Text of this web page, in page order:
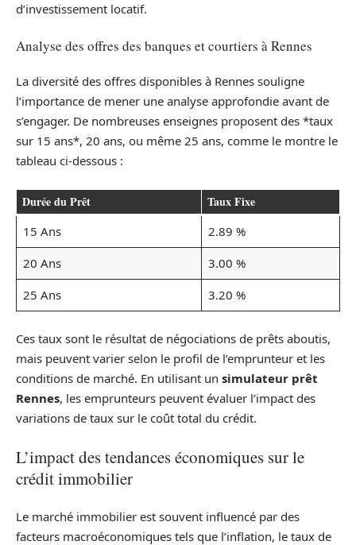
d’investissement locatif.
Analyse des offres des banques et courtiers à Rennes
La diversité des offres disponibles à Rennes souligne
l’importance de mener une analyse approfondie avant de
s’engager. De nombreuses enseignes proposent des *taux
sur 15 ans*, 20 ans, ou même 25 ans, comme le montre le
tableau ci-dessous :
Durée du Prêt Taux Fixe
15 Ans
2.89 %
20 Ans
3.00 %
25 Ans
3.20 %
Ces taux sont le résultat de négociations de prêts aboutis,
mais peuvent varier selon le profil de l’emprunteur et les
conditions de marché. En utilisant un simulateur prêt
Rennes, les emprunteurs peuvent évaluer l’impact des
variations de taux sur le coût total du crédit.
L’impact des tendances économiques sur le
crédit immobilier
Le marché immobilier est souvent influencé par des
facteurs macroéconomiques tels que l’inflation, le taux de